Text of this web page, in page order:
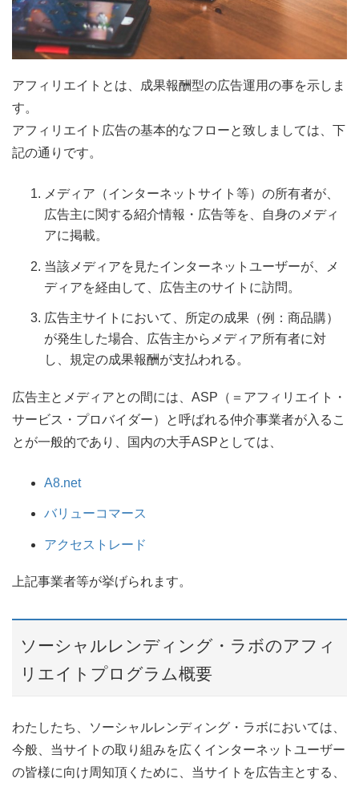
アフィリエイトとは、成果報酬型の広告運用の事を示しま
す。
アフィリエイト広告の基本的なフローと致しましては、下
記の通りです。
メディア（インターネットサイト等）の所有者が、
広告主に関する紹介情報・広告等を、自身のメディ
アに掲載。
当該メディアを見たインターネットユーザーが、メ
ディアを経由して、広告主のサイトに訪問。
広告主サイトにおいて、所定の成果（例：商品購）
が発生した場合、広告主からメディア所有者に対
し、規定の成果報酬が支払われる。
広告主とメディアとの間には、ASP（＝アフィリエイト・
サービス・プロバイダー）と呼ばれる仲介事業者が入るこ
とが一般的であり、国内の大手ASPとしては、
A8.net
バリューコマース
アクセストレード
上記事業者等が挙げられます。
ソーシャルレンディング・ラボのアフィ
リエイトプログラム概要
わたしたち、ソーシャルレンディング・ラボにおいては、
今般、当サイトの取り組みを広くインターネットユーザー
の皆様に向け周知頂くために、当サイトを広告主とする、